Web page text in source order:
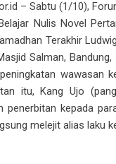
– Sabtu (1/10),
Nulis Novel
Terakhir
Salman,
wawasan
itu, Kang Ujo
penerbitan kepada
melejit alias laku